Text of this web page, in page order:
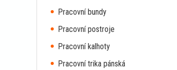
Pracovní bundy
Pracovní postroje
Pracovní kalhoty
Pracovní trika pánská